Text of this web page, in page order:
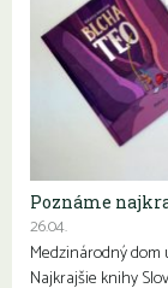
Poznáme
26.04.
Medzinárodný
Najkrajšie knihy